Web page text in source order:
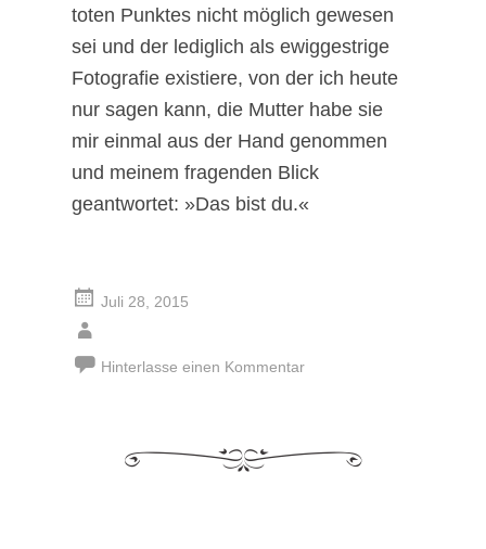
toten Punktes nicht möglich gewesen
sei und der lediglich als ewiggestrige
Fotografie existiere, von der ich heute
nur sagen kann, die Mutter habe sie
mir einmal aus der Hand genommen
und meinem fragenden Blick
geantwortet: »Das bist du.«
Juli 28, 2015
Hinterlasse einen Kommentar